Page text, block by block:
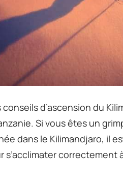
conseils d’ascension du
Si vous êtes un
dans le Kilimandjaro, il
s’acclimater correctement